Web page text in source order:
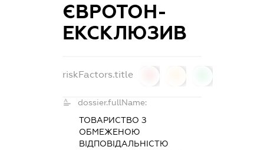
ЄВРОТОН-
ЕКСКЛЮЗИВ
riskFactors.title
dossier.fullName:
ТОВАРИСТВО З
ОБМЕЖЕНОЮ
ВІДПОВІДАЛЬНІСТЮ